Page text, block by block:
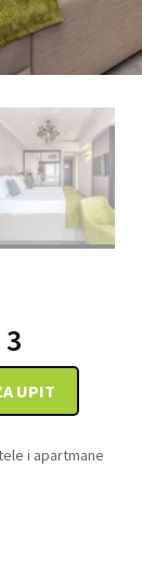
UPIT
i apartmane